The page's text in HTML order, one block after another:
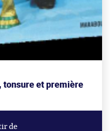
tonsure et première
de